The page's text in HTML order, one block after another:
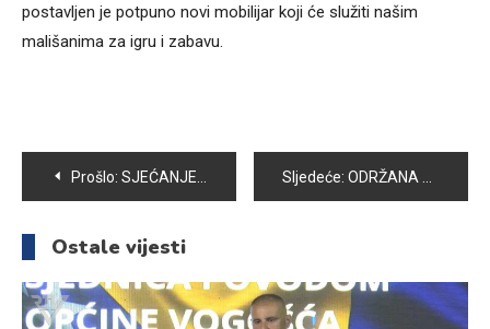
postavljen je potpuno novi mobilijar koji će služiti našim
mališanima za igru i zabavu.
Navigacija
članaka
Prošlo: SJEĆANJE NA GENOCID POČINJEN U SREBRENICI JE NAŠA DUŽNOST I OBAVEZA Sljedeće: ODRŽANA PREZENTACIJA IDEJNIH RJEŠENJA ZA 3 KRUŽNA TOKA U OPĆINI VOGOŠĆA
Ostale vijesti